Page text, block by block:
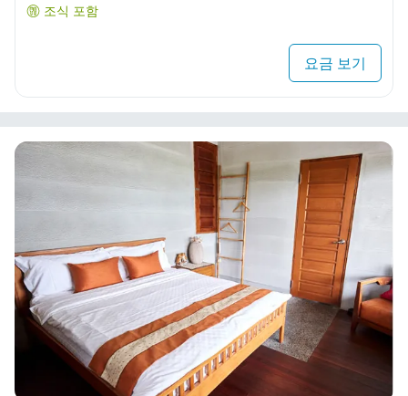
조식 포함
요금 보기